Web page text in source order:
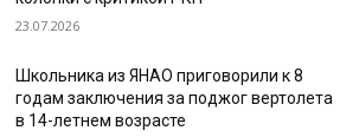
23.07.2026
Школьника из ЯНАО приговорили к 8
годам заключения за поджог вертолета
в 14-летнем возрасте